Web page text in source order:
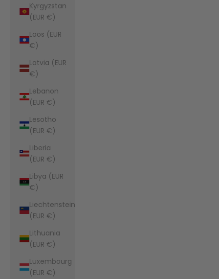
Kyrgyzstan
(EUR €)
Laos (EUR
€)
Latvia (EUR
€)
Lebanon
(EUR €)
Lesotho
(EUR €)
Liberia
(EUR €)
Libya (EUR
€)
Liechtenstein
(EUR €)
Lithuania
(EUR €)
Luxembourg
(EUR €)